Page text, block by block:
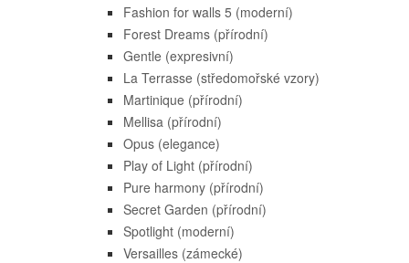
Fashion for walls 5 (moderní)
Forest Dreams (přírodní)
Gentle (expresivní)
La Terrasse (středomořské vzory)
Martinique (přírodní)
Mellisa (přírodní)
Opus (elegance)
Play of Light (přírodní)
Pure harmony (přírodní)
Secret Garden (přírodní)
Spotlight (moderní)
Versailles (zámecké)